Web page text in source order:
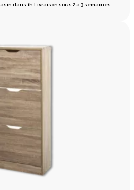
dans 1h Livraison sous 2 à 3 semaines